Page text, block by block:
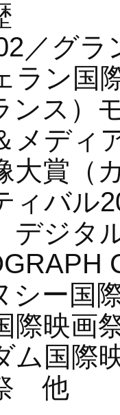
／グ
ラン国
ンス）
メディ
大賞（
ィバル
デジ
シー国
際映画
ム国際
他